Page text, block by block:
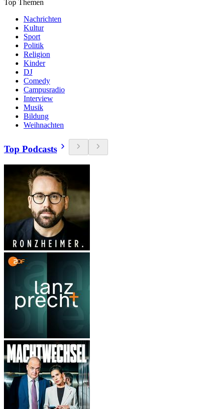
Top Themen
Nachrichten
Kultur
Sport
Politik
Religion
Kinder
DJ
Comedy
Campusradio
Interview
Musik
Bildung
Weihnachten
Top Podcasts